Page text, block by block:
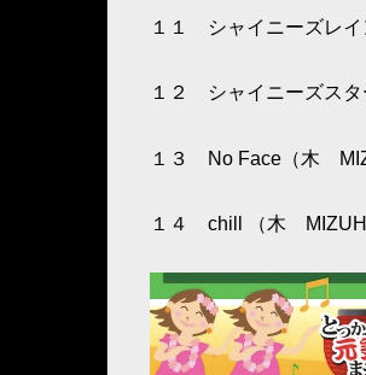
１１ シャイニーズレイ
１２ シャイニーズス
１３ No Face（木
１４ chill （木